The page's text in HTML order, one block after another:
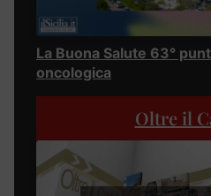
La Buona Salute 63°
oncologica
Oltre il